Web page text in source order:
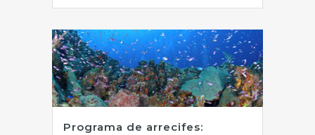
Programa de arrecifes: